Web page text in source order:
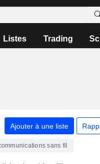
Listes Trading
Ajouter à une liste
sans fil